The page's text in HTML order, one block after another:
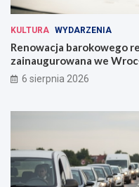
KULTURA WYDARZENIA
Renowacja barokowego
zainaugurowana we
6 sierpnia 2026